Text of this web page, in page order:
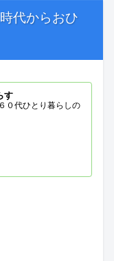
代からおひ
す
０代ひとり暮らしの